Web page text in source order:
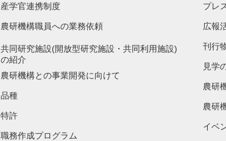
産学官連携制度
農研機構職員への業務依頼
共同研究施設(開放型研究施設・共同利用施設)
の紹介
農研機構との事業開発に向けて
品種
特許
職務作成プログラム
プレ
広報
刊行
見学
農研
農研
イベ